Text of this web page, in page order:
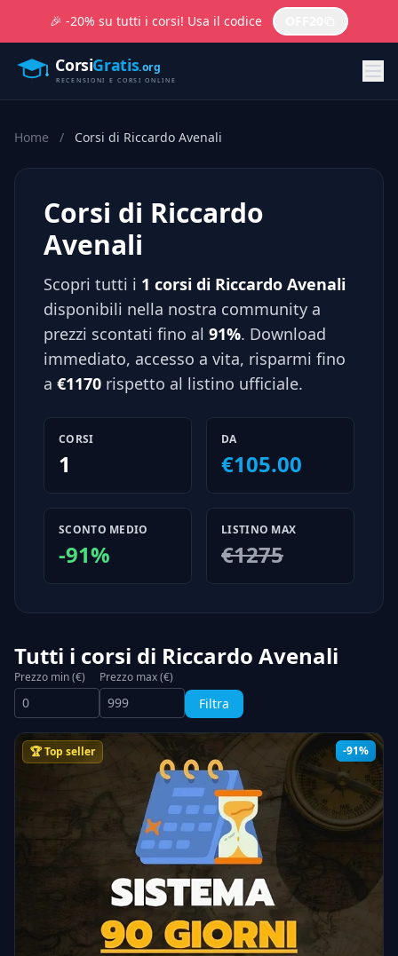
🎉 -20% su tutti i corsi! Usa il codice
Home / Corsi di Riccardo Avenali
Corsi di Riccardo
Avenali
Scopri tutti i 1 corsi di Riccardo Avenali
disponibili nella nostra community a
prezzi scontati fino al 91%. Download
immediato, accesso a vita, risparmi fino
a €1170 rispetto al listino ufficiale.
CORSI
1
DA
€105.00
SCONTO MEDIO
-91%
LISTINO MAX
€1275
Tutti i corsi di Riccardo Avenali
Prezzo min (€) Prezzo max (€)
Filtra
-91%
🏆 Top seller